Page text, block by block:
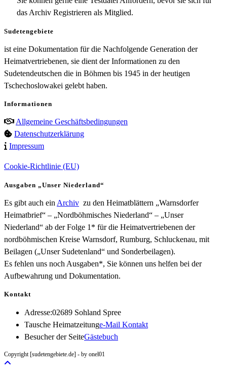
das Archiv Registrieren als Mitglied.
Sudetengebiete
ist eine Dokumentation für die Nachfolgende Generation der
Heimatvertriebenen, sie dient der Informationen zu den
Sudetendeutschen die in Böhmen bis 1945 in der heutigen
Tschechoslowakei gelebt haben.
Informationen
Allgemeine Geschäftsbedingungen
Datenschutzerklärung
Impressum
Cookie-Richtlinie (EU)
Ausgaben „Unser Niederland“
Es gibt auch ein Archiv zu den Heimatblättern „Warnsdorfer
Heimatbrief“ – „Nordböhmisches Niederland“ – „Unser
Niederland“ ab der Folge 1* für die Heimatvertriebenen der
nordböhmischen Kreise Warnsdorf, Rumburg, Schluckenau, mit
Beilagen („Unser Sudetenland“ und Sonderbeilagen).
Es fehlen uns noch Ausgaben*, Sie können uns helfen bei der
Aufbewahrung und Dokumentation.
Kontakt
Adresse:02689 Sohland Spree
Tausche Heimatzeitunge-Mail KontaktOpens
Besucher der SeiteGästebuch
Copyright [sudetengebiete.de] - by onel01